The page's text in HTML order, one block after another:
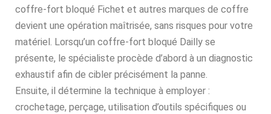
coffre-fort bloqué Fichet et autres marques de coffre
devient une opération maîtrisée, sans risques pour votre
matériel. Lorsqu’un coffre-fort bloqué Dailly se
présente, le spécialiste procède d’abord à un diagnostic
exhaustif afin de cibler précisément la panne.
Ensuite, il détermine la technique à employer :
crochetage, perçage, utilisation d’outils spécifiques ou